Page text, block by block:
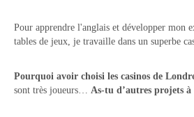
Pour apprendre l'anglais et développer mon
tables de jeux, je travaille dans un superbe
Pourquoi avoir choisi les casinos de
sont très joueurs… As-tu d’autres projets à